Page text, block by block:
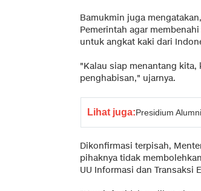
Bamukmin juga
Pemerintah agar
untuk angkat kaki dari
"Kalau siap menantang
penghabisan," ujarnya.
Lihat juga:Presidium
Dikonfirmasi terpisah,
pihaknya tidak
UU Informasi dan Transaksi